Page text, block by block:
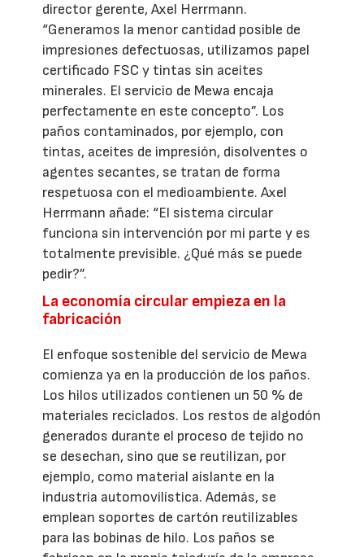
director gerente, Axel Herrmann.
“Generamos la menor cantidad posible de
impresiones defectuosas, utilizamos papel
certificado FSC y tintas sin aceites
minerales. El servicio de Mewa encaja
perfectamente en este concepto”. Los
paños contaminados, por ejemplo, con
tintas, aceites de impresión, disolventes o
agentes secantes, se tratan de forma
respetuosa con el medioambiente. Axel
Herrmann añade: “El sistema circular
funciona sin intervención por mi parte y es
totalmente previsible. ¿Qué más se puede
pedir?”.
La economía circular empieza en la
fabricación
El enfoque sostenible del servicio de Mewa
comienza ya en la producción de los paños.
Los hilos utilizados contienen un 50 % de
materiales reciclados. Los restos de algodón
generados durante el proceso de tejido no
se desechan, sino que se reutilizan, por
ejemplo, como material aislante en la
industria automovilística. Además, se
emplean soportes de cartón reutilizables
para las bobinas de hilo. Los paños se